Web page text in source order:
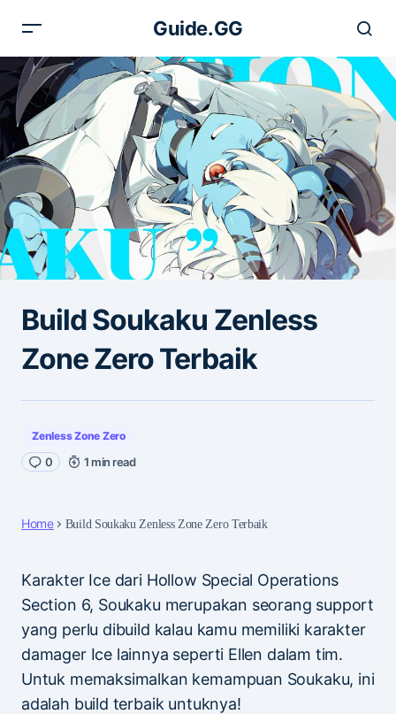
Guide.GG
Build Soukaku Zenless
Zone Zero Terbaik
Zenless Zone Zero
0 1 min read
Home Build Soukaku Zenless Zone Zero Terbaik
Karakter Ice dari Hollow Special Operations
Section 6, Soukaku merupakan seorang support
yang perlu dibuild kalau kamu memiliki karakter
damager Ice lainnya seperti Ellen dalam tim.
Untuk memaksimalkan kemampuan Soukaku, ini
adalah build terbaik untuknya!